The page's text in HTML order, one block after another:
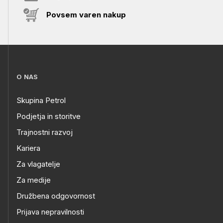
Povsem varen nakup
O NAS
Skupina Petrol
Podjetja in storitve
Trajnostni razvoj
Kariera
Za vlagatelje
Za medije
Družbena odgovornost
Prijava nepravilnosti